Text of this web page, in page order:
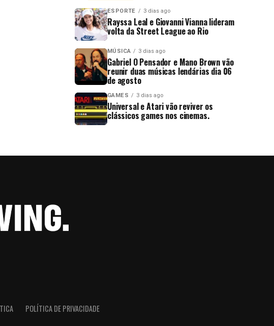
ESPORTE 3 dias ago
Rayssa Leal e Giovanni Vianna lideram
volta da Street League ao Rio
MÚSICA 3 dias ago
Gabriel O Pensador e Mano Brown vão
reunir duas músicas lendárias dia 06
de agosto
GAMES 3 dias ago
Universal e Atari vão reviver os
clássicos games nos cinemas.
POLÍTICA DE PRIVACIDADE